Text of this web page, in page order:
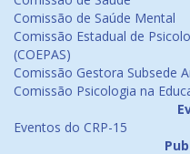
Comissão de Saúde Mental
Comissão Estadual de
(COEPAS)
Comissão Gestora Subsede
Comissão Psicologia na
Eventos do CRP-15